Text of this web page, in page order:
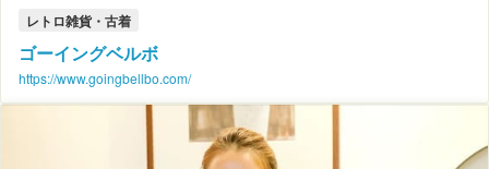
レトロ雑貨・古着
ゴーイングベルボ
https://www.goingbellbo.com/